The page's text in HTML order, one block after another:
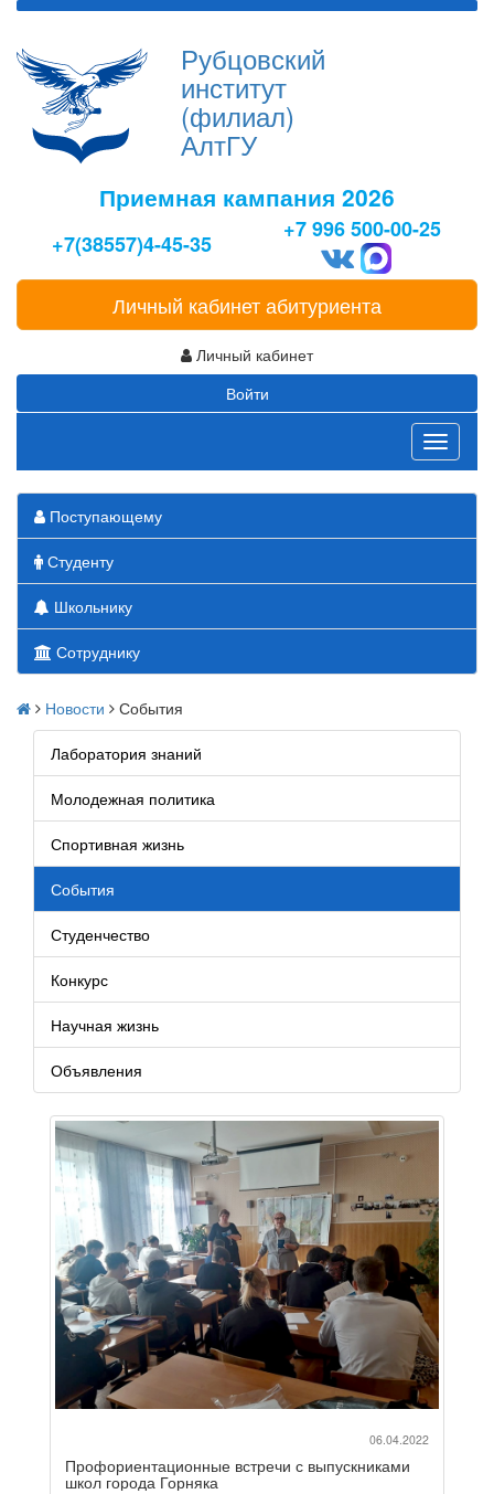
Рубцовский
институт
(филиал)
АлтГУ
Приемная кампания 2026
+7(38557)4-45-35
+7 996 500-00-25
Личный кабинет абитуриента
Личный кабинет
Войти
Toggle
Поступающему
Студенту
Школьнику
Сотруднику
Новости События
Лаборатория знаний
Молодежная политика
Спортивная жизнь
События
Студенчество
Конкурс
Научная жизнь
Объявления
06.04.2022
Профориентационные встречи с выпускниками
школ города Горняка